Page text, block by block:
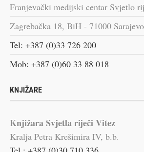
Franjevački medijski centar Svjetlo
Zagrebačka 18, BiH - 71000 Sarajevo
Tel: +387 (0)33 726 200
Mob: +387 (0)60 33 88 018
KNJIŽARE
Knjižara Svjetla riječi Vitez
Kralja Petra Krešimira IV, b.b.